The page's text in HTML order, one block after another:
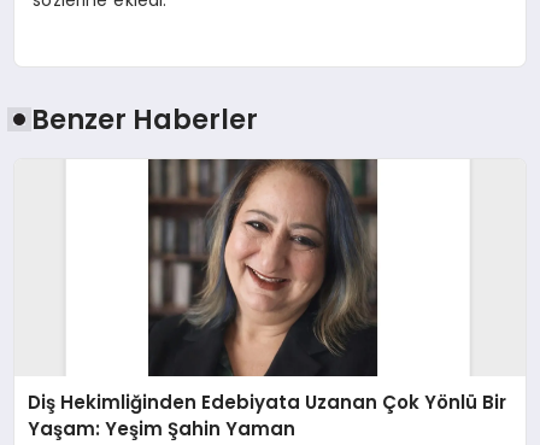
Benzer Haberler
Diş Hekimliğinden Edebiyata Uzanan Çok Yönlü Bir
Yaşam: Yeşim Şahin Yaman